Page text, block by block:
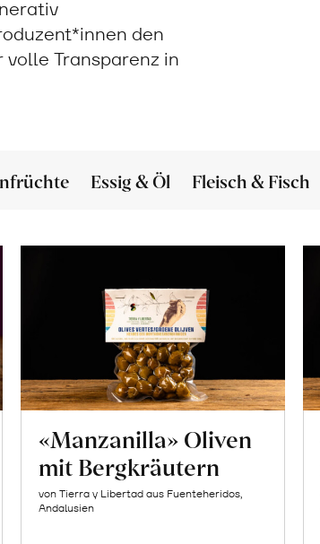
den
Transparenz in
Essig & Öl Fleisch & Fisch
«Manzanilla» Oliven
mit Bergkräutern
von Tierra y Libertad aus Fuenteheridos,
Andalusien